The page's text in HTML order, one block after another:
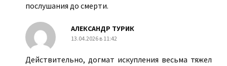
послушания до смерти.
АЛЕКСАНДР ТУРИК
13.04.2026 в 11:42
Действительно, догмат искупления весьма тяжел